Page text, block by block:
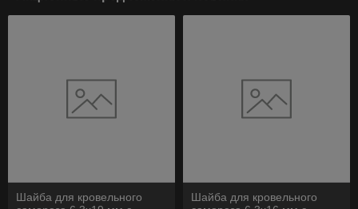
Шайба для кровельного
Шайба для кровельного